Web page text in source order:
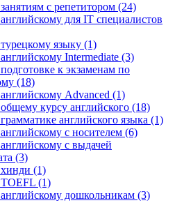
с репетитором (24)
для IT специалистов
языку (1)
Intermediate (3)
к экзаменам по
(18)
Advanced (1)
курсу английского (18)
английского языка (1)
с носителем (6)
с выдачей
(3)
(1)
(1)
дошкольникам (3)